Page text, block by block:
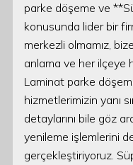
parke döşeme ve
konusunda lider bir
merkezli olmamız,
anlama ve her ilçeye
Laminat parke
hizmetlerimizin yanı
detaylarını bile göz
yenileme işlemlerini
gerçekleştiriyoruz.